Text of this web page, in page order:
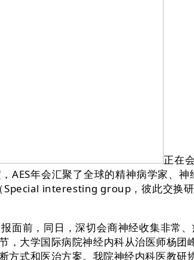
正在
AES年会汇聚了全球的精神病学家、
interesting group，彼此交换
前，同日，深切会商神经收集非常
大学国际病院神经内科从治医师杨
方式和医治方案。我院神经内科医教